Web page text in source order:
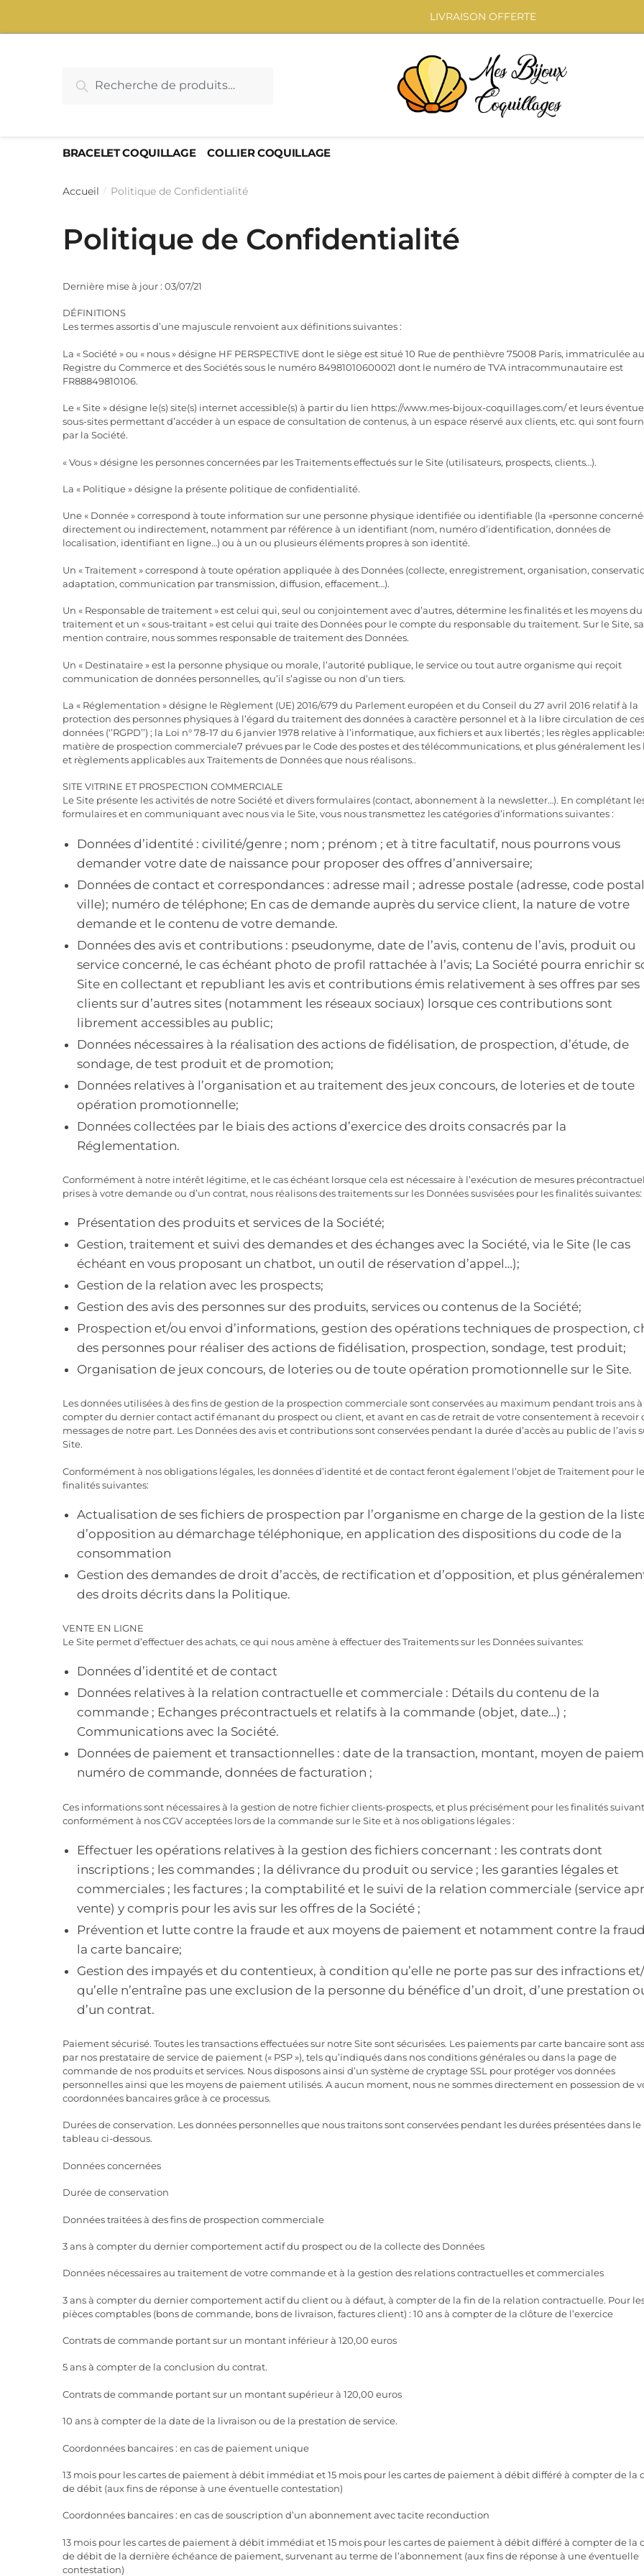
LIVRAISON OFFERTE
pour :
Recherche
BRACELET COQUILLAGE COLLIER COQUILLAGE
Accueil / Politique de Confidentialité
Politique de Confidentialité
Dernière mise à jour : 03/07/21
DÉFINITIONS
Les termes assortis d’une majuscule renvoient aux définitions suivantes :
La « Société » ou « nous » désigne HF PERSPECTIVE dont le siège est situé 10 Rue de penthièvre 75008 Paris, immatriculée au
Registre du Commerce et des Sociétés sous le numéro 84981010600021 dont le numéro de TVA intracommunautaire est
FR88849810106.
Le « Site » désigne le(s) site(s) internet accessible(s) à partir du lien https://www.mes-bijoux-coquillages.com/ et leurs
sous-sites permettant d’accéder à un espace de consultation de contenus, à un espace réservé aux clients, etc. qui sont
par la Société.
« Vous » désigne les personnes concernées par les Traitements effectués sur le Site (utilisateurs, prospects, clients…).
La « Politique » désigne la présente politique de confidentialité.
Une « Donnée » correspond à toute information sur une personne physique identifiée ou identifiable (la «personne
directement ou indirectement, notamment par référence à un identifiant (nom, numéro d’identification, données de
localisation, identifiant en ligne…) ou à un ou plusieurs éléments propres à son identité.
Un « Traitement » correspond à toute opération appliquée à des Données (collecte, enregistrement, organisation,
adaptation, communication par transmission, diffusion, effacement…).
Un « Responsable de traitement » est celui qui, seul ou conjointement avec d’autres, détermine les finalités et les moyens du
traitement et un « sous-traitant » est celui qui traite des Données pour le compte du responsable du traitement. Sur le Site,
mention contraire, nous sommes responsable de traitement des Données.
Un « Destinataire » est la personne physique ou morale, l’autorité publique, le service ou tout autre organisme qui reçoit
communication de données personnelles, qu’il s’agisse ou non d’un tiers.
La « Réglementation » désigne le Règlement (UE) 2016/679 du Parlement européen et du Conseil du 27 avril 2016 relatif à la
protection des personnes physiques à l’égard du traitement des données à caractère personnel et à la libre circulation de ces
données (‘’RGPD’’) ; la Loi n° 78-17 du 6 janvier 1978 relative à l’informatique, aux fichiers et aux libertés ; les règles
matière de prospection commerciale7 prévues par le Code des postes et des télécommunications, et plus généralement les
et règlements applicables aux Traitements de Données que nous réalisons..
SITE VITRINE ET PROSPECTION COMMERCIALE
Le Site présente les activités de notre Société et divers formulaires (contact, abonnement à la newsletter…). En complétant
formulaires et en communiquant avec nous via le Site, vous nous transmettez les catégories d’informations suivantes :
Données d’identité : civilité/genre ; nom ; prénom ; et à titre facultatif, nous pourrons vous
demander votre date de naissance pour proposer des offres d’anniversaire;
Données de contact et correspondances : adresse mail ; adresse postale (adresse, code
ville); numéro de téléphone; En cas de demande auprès du service client, la nature de votre
demande et le contenu de votre demande.
Données des avis et contributions : pseudonyme, date de l’avis, contenu de l’avis, produit ou
service concerné, le cas échéant photo de profil rattachée à l’avis; La Société pourra enrichir
Site en collectant et republiant les avis et contributions émis relativement à ses offres par ses
clients sur d’autres sites (notamment les réseaux sociaux) lorsque ces contributions sont
librement accessibles au public;
Données nécessaires à la réalisation des actions de fidélisation, de prospection, d’étude, de
sondage, de test produit et de promotion;
Données relatives à l’organisation et au traitement des jeux concours, de loteries et de toute
opération promotionnelle;
Données collectées par le biais des actions d’exercice des droits consacrés par la
Réglementation.
Conformément à notre intérêt légitime, et le cas échéant lorsque cela est nécessaire à l’exécution de mesures
prises à votre demande ou d’un contrat, nous réalisons des traitements sur les Données susvisées pour les finalités suivantes:
Présentation des produits et services de la Société;
Gestion, traitement et suivi des demandes et des échanges avec la Société, via le Site (le cas
échéant en vous proposant un chatbot, un outil de réservation d’appel…);
Gestion de la relation avec les prospects;
Gestion des avis des personnes sur des produits, services ou contenus de la Société;
Prospection et/ou envoi d’informations, gestion des opérations techniques de prospection,
des personnes pour réaliser des actions de fidélisation, prospection, sondage, test produit;
Organisation de jeux concours, de loteries ou de toute opération promotionnelle sur le Site.
Les données utilisées à des fins de gestion de la prospection commerciale sont conservées au maximum pendant trois ans à
compter du dernier contact actif émanant du prospect ou client, et avant en cas de retrait de votre consentement à recevoir
messages de notre part. Les Données des avis et contributions sont conservées pendant la durée d’accès au public de l’avis
Site.
Conformément à nos obligations légales, les données d’identité et de contact feront également l’objet de Traitement pour
finalités suivantes:
Actualisation de ses fichiers de prospection par l’organisme en charge de la gestion de la
d’opposition au démarchage téléphonique, en application des dispositions du code de la
consommation
Gestion des demandes de droit d’accès, de rectification et d’opposition, et plus
des droits décrits dans la Politique.
VENTE EN LIGNE
Le Site permet d’effectuer des achats, ce qui nous amène à effectuer des Traitements sur les Données suivantes:
Données d’identité et de contact
Données relatives à la relation contractuelle et commerciale : Détails du contenu de la
commande ; Echanges précontractuels et relatifs à la commande (objet, date…) ;
Communications avec la Société.
Données de paiement et transactionnelles : date de la transaction, montant, moyen de
numéro de commande, données de facturation ;
Ces informations sont nécessaires à la gestion de notre fichier clients-prospects, et plus précisément pour les finalités
conformément à nos CGV acceptées lors de la commande sur le Site et à nos obligations légales :
Effectuer les opérations relatives à la gestion des fichiers concernant : les contrats dont
inscriptions ; les commandes ; la délivrance du produit ou service ; les garanties légales et
commerciales ; les factures ; la comptabilité et le suivi de la relation commerciale (service
vente) y compris pour les avis sur les offres de la Société ;
Prévention et lutte contre la fraude et aux moyens de paiement et notamment contre la
la carte bancaire;
Gestion des impayés et du contentieux, à condition qu’elle ne porte pas sur des infractions
qu’elle n’entraîne pas une exclusion de la personne du bénéfice d’un droit, d’une prestation
d’un contrat.
Paiement sécurisé. Toutes les transactions effectuées sur notre Site sont sécurisées. Les paiements par carte bancaire sont
par nos prestataire de service de paiement (« PSP »), tels qu’indiqués dans nos conditions générales ou dans la page de
commande de nos produits et services. Nous disposons ainsi d’un système de cryptage SSL pour protéger vos données
personnelles ainsi que les moyens de paiement utilisés. A aucun moment, nous ne sommes directement en possession de
coordonnées bancaires grâce à ce processus.
Durées de conservation. Les données personnelles que nous traitons sont conservées pendant les durées présentées dans le
tableau ci-dessous.
Données concernées
Durée de conservation
Données traitées à des fins de prospection commerciale
3 ans à compter du dernier comportement actif du prospect ou de la collecte des Données
Données nécessaires au traitement de votre commande et à la gestion des relations contractuelles et commerciales
3 ans à compter du dernier comportement actif du client ou à défaut, à compter de la fin de la relation contractuelle. Pour
pièces comptables (bons de commande, bons de livraison, factures client) : 10 ans à compter de la clôture de l’exercice
Contrats de commande portant sur un montant inférieur à 120,00 euros
5 ans à compter de la conclusion du contrat.
Contrats de commande portant sur un montant supérieur à 120,00 euros
10 ans à compter de la date de la livraison ou de la prestation de service.
Coordonnées bancaires : en cas de paiement unique
13 mois pour les cartes de paiement à débit immédiat et 15 mois pour les cartes de paiement à débit différé à compter de la
de débit (aux fins de réponse à une éventuelle contestation)
Coordonnées bancaires : en cas de souscription d’un abonnement avec tacite reconduction
13 mois pour les cartes de paiement à débit immédiat et 15 mois pour les cartes de paiement à débit différé à compter de la
de débit de la dernière échéance de paiement, survenant au terme de l’abonnement (aux fins de réponse à une éventuelle
contestation)